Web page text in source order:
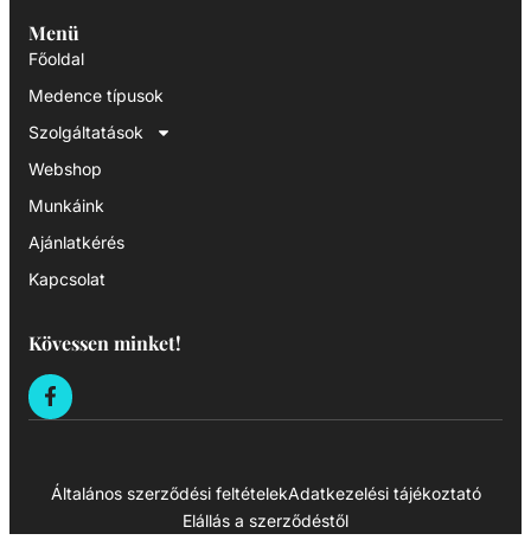
Menü
Főoldal
Medence típusok
Szolgáltatások
Webshop
Munkáink
Ajánlatkérés
Kapcsolat
Kövessen minket!
Általános szerződési feltételekAdatkezelési tájékoztató
Elállás a szerződéstől